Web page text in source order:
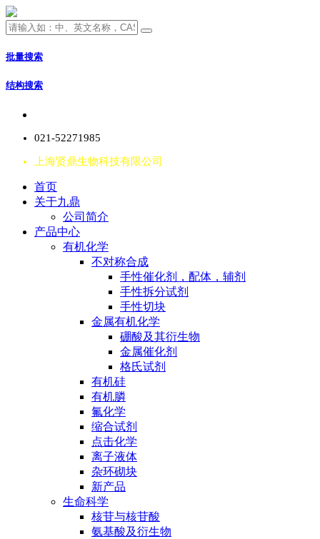
批量搜索
结构搜索
021-52271985
上海贤鼎生物科技有限公司
首页
关于九鼎
公司简介
产品中心
有机化学
不对称合成
手性催化剂，配体，辅剂
手性拆分试剂
手性切块
金属有机化学
硼酸及其衍生物
金属催化剂
格氏试剂
有机硅
有机膦
氟化学
缩合试剂
点击化学
离子液体
杂环砌块
新产品
生命科学
核苷与核苷酸
氨基酸及衍生物